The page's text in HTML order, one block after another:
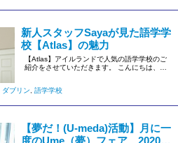
新人スタッフSayaが見た語学学
校【Atlas】の魅力
【Atlas】アイルランドで人気の語学学校のご
紹介をさせていただきます。 こんにちは、大
ダブリン, 語学学校
【夢だ！(U-meda)活動】月に一